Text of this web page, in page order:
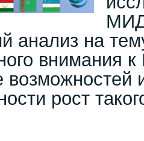
анализ на
внимания
возможностей
рост